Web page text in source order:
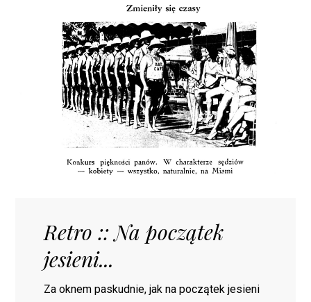
Retro :: Na początek
jesieni...
Za oknem paskudnie, jak na początek jesieni